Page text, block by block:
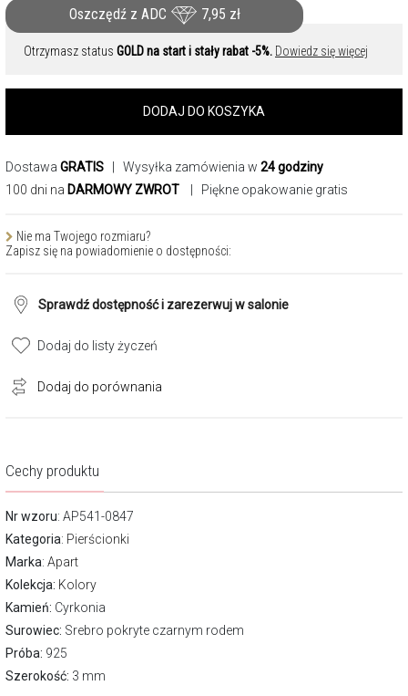
Oszczędź z ADC 7,95 zł
Otrzymasz status GOLD na start i stały rabat -5%. Dowiedz się więcej
DODAJ DO KOSZYKA
Dostawa GRATIS | Wysyłka zamówienia w 24 godziny
100 dni na DARMOWY ZWROT | Piękne opakowanie gratis
Nie ma Twojego rozmiaru?
Zapisz się na powiadomienie o dostępności:
Sprawdź dostępność i zarezerwuj w salonie
Dodaj do listy życzeń
Dodaj do porównania
Cechy produktu
Nr wzoru: AP541-0847
Kategoria: Pierścionki
Marka: Apart
Kolekcja: Kolory
Kamień: Cyrkonia
Surowiec: Srebro pokryte czarnym rodem
Próba: 925
Szerokość: 3 mm